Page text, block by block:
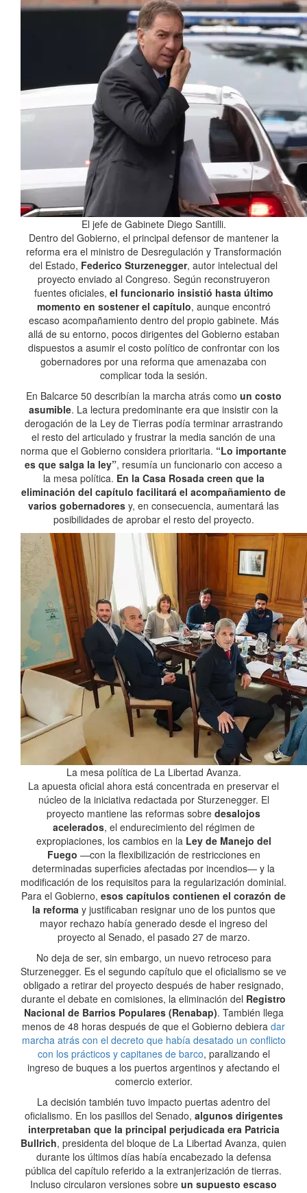
El jefe de Gabinete Diego Santilli.
Dentro del Gobierno, el principal defensor de mantener la
reforma era el ministro de Desregulación y Transformación
del Estado, Federico Sturzenegger, autor intelectual del
proyecto enviado al Congreso. Según reconstruyeron
fuentes oficiales, el funcionario insistió hasta último
momento en sostener el capítulo, aunque encontró
escaso acompañamiento dentro del propio gabinete. Más
allá de su entorno, pocos dirigentes del Gobierno estaban
dispuestos a asumir el costo político de confrontar con los
gobernadores por una reforma que amenazaba con
complicar toda la sesión.
En Balcarce 50 describían la marcha atrás como un costo
asumible. La lectura predominante era que insistir con la
derogación de la Ley de Tierras podía terminar arrastrando
el resto del articulado y frustrar la media sanción de una
norma que el Gobierno considera prioritaria. “Lo importante
es que salga la ley”, resumía un funcionario con acceso a
la mesa política. En la Casa Rosada creen que la
eliminación del capítulo facilitará el acompañamiento de
varios gobernadores y, en consecuencia, aumentará las
posibilidades de aprobar el resto del proyecto.
La mesa política de La Libertad Avanza.
La apuesta oficial ahora está concentrada en preservar el
núcleo de la iniciativa redactada por Sturzenegger. El
proyecto mantiene las reformas sobre desalojos
acelerados, el endurecimiento del régimen de
expropiaciones, los cambios en laLey de Manejo del
Fuego —con la flexibilización de restricciones en
determinadas superficies afectadas por incendios— y la
modificación de los requisitos para la regularización dominial.
Para el Gobierno, esos capítulos contienen el corazón de
la reforma y justificaban resignar uno de los puntos que
mayor rechazo había generado desde el ingreso del
proyecto al Senado, el pasado 27 de marzo.
No deja de ser, sin embargo, un nuevo retroceso para
Sturzenegger. Es el segundo capítulo que el oficialismo se ve
obligado a retirar del proyecto después de haber resignado,
durante el debate en comisiones, la eliminación del Registro
Nacional de Barrios Populares (Renabap). También llega
menos de 48 horas después de que el Gobierno debiera dar
marcha atrás con el decreto que había desatado un conflicto
con los prácticos y capitanes de barco, paralizando el
ingreso de buques a los puertos argentinos y afectando el
comercio exterior.
La decisión también tuvo impacto puertas adentro del
oficialismo. En los pasillos del Senado, algunos dirigentes
interpretaban que la principal perjudicada era Patricia
Bullrich, presidenta del bloque de La Libertad Avanza, quien
durante los últimos días había encabezado la defensa
pública del capítulo referido a la extranjerización de tierras.
Incluso circularon versiones sobre un supuesto escaso